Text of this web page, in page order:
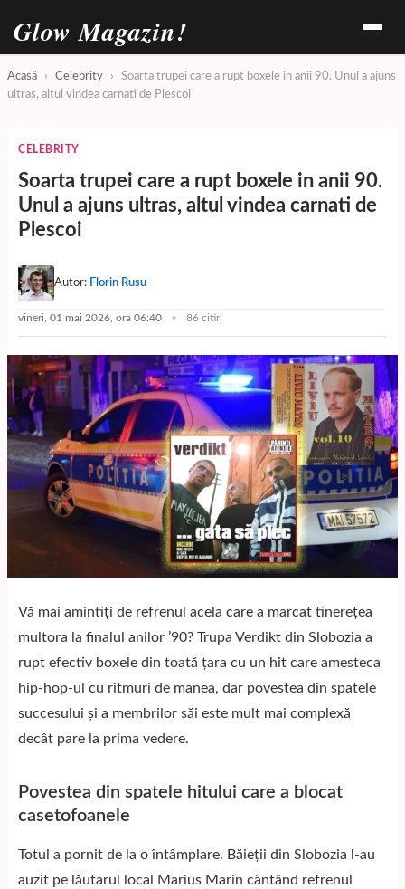
Glow Magazin!
Acasă › Celebrity ›
Soarta trupei care a rupt boxele in anii 90. Unul a ajuns
ultras, altul vindea carnati de Plescoi
CELEBRITY
Soarta trupei care a rupt boxele in anii 90.
Unul a ajuns ultras, altul vindea carnati de
Plescoi
Autor: Florin Rusu
vineri, 01 mai 2026, ora 06:40 86 citiri
Vă mai amintiți de refrenul acela care a marcat tinerețea
multora la finalul anilor ’90? Trupa Verdikt din Slobozia a
rupt efectiv boxele din toată țara cu un hit care amesteca
hip-hop-ul cu ritmuri de manea, dar povestea din spatele
succesului și a membrilor săi este mult mai complexă
decât pare la prima vedere.
Povestea din spatele hitului care a blocat
casetofoanele
Totul a pornit de la o întâmplare. Băieții din Slobozia l-au
auzit pe lăutarul local Marius Marin cântând refrenul